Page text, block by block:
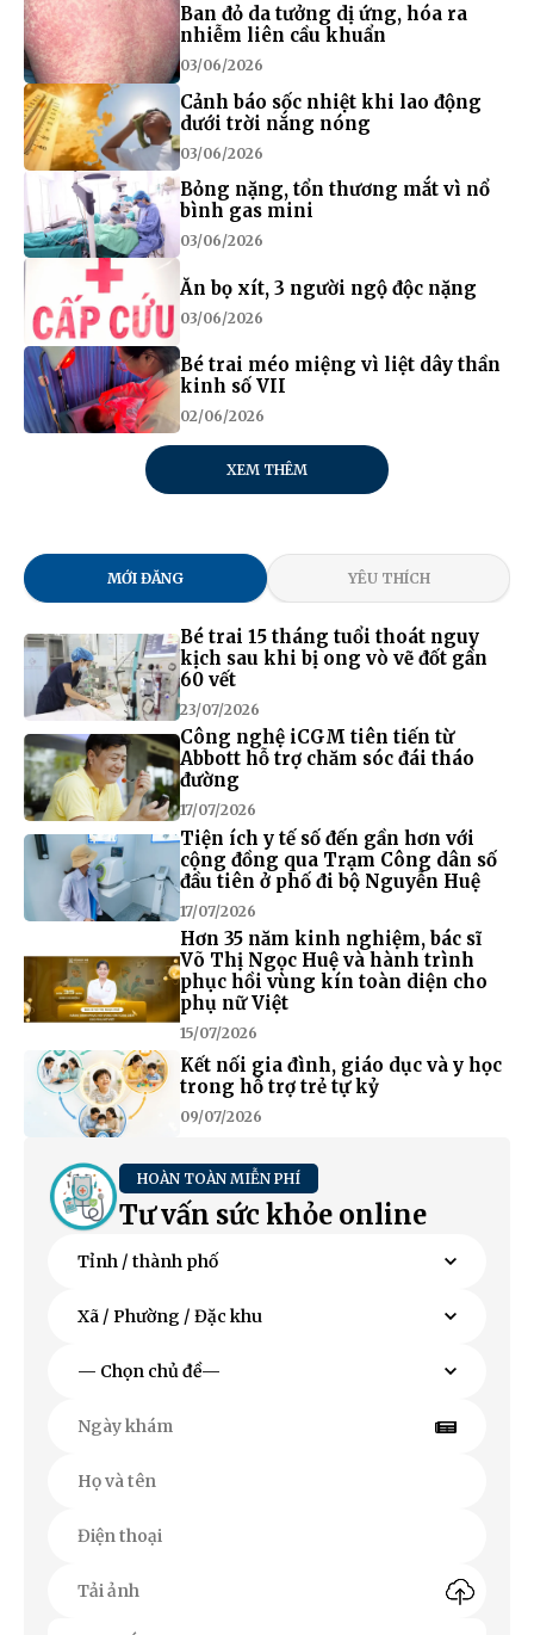
Ban đỏ da tưởng dị ứng, hóa ra
nhiễm liên cầu khuẩn
03/06/2026
Cảnh báo sốc nhiệt khi lao động
dưới trời nắng nóng
03/06/2026
Bỏng nặng, tổn thương mắt vì nổ
bình gas mini
03/06/2026
Ăn bọ xít, 3 người ngộ độc nặng
03/06/2026
Bé trai méo miệng vì liệt dây thần
kinh số VII
02/06/2026
XEM THÊM
MỚI ĐĂNG YÊU THÍCH
Bé trai 15 tháng tuổi thoát nguy
kịch sau khi bị ong vò vẽ đốt gần
60 vết
23/07/2026
Công nghệ iCGM tiên tiến từ
Abbott hỗ trợ chăm sóc đái tháo
đường
17/07/2026
Tiện ích y tế số đến gần hơn với
cộng đồng qua Trạm Công dân số
đầu tiên ở phố đi bộ Nguyễn Huệ
17/07/2026
Hơn 35 năm kinh nghiệm, bác sĩ
Võ Thị Ngọc Huệ và hành trình
phục hồi vùng kín toàn diện cho
phụ nữ Việt
15/07/2026
Kết nối gia đình, giáo dục và y học
trong hỗ trợ trẻ tự kỷ
09/07/2026
HOÀN TOÀN MIỄN PHÍ
Tư vấn sức khỏe online